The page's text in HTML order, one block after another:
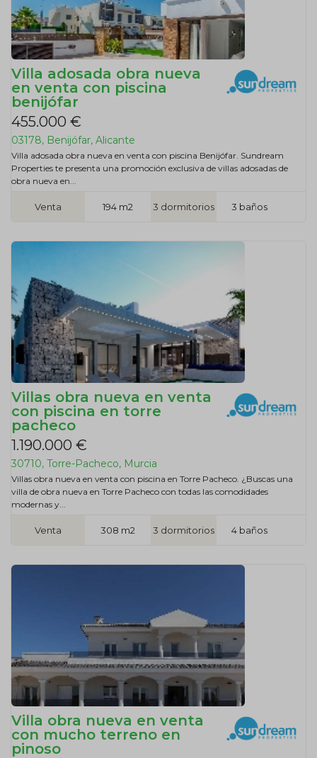
Villa adosada obra nueva
en venta con piscina
benijófar
455.000 €
03178, Benijófar, Alicante
Villa adosada obra nueva en venta con piscina Benijófar. Sundream
Properties te presenta una promoción exclusiva de villas adosadas de
obra nueva en...
Venta 194 m2 3 dormitorios 3 baños
Villas obra nueva en venta
con piscina en torre
pacheco
1.190.000 €
30710, Torre-Pacheco, Murcia
Villas obra nueva en venta con piscina en Torre Pacheco. ¿Buscas una
villa de obra nueva en Torre Pacheco con todas las comodidades
modernas y...
Venta 308 m2 3 dormitorios 4 baños
Villa obra nueva en venta
con mucho terreno en
pinoso